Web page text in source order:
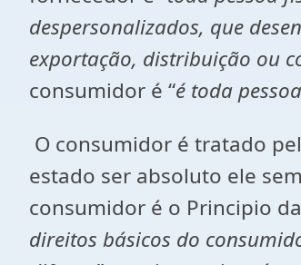
despersonalizados, que
exportação, distribuição ou
consumidor é “é toda
O consumidor é tratado
estado ser absoluto ele
consumidor é o Principio
direitos básicos do